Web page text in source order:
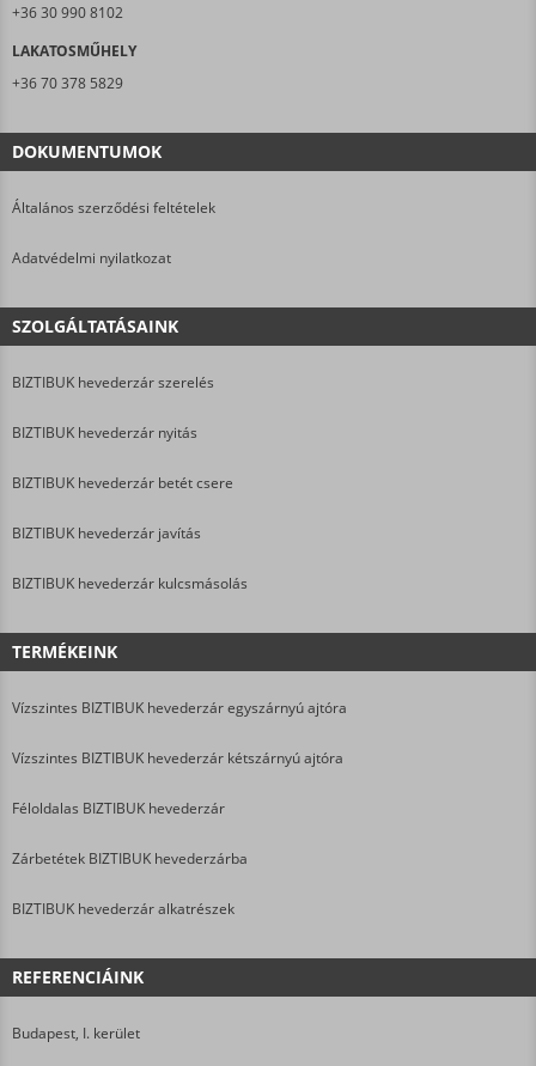
+36 30 990 8102
LAKATOSMŰHELY
+36 70 378 5829
DOKUMENTUMOK
Általános szerződési feltételek
Adatvédelmi nyilatkozat
SZOLGÁLTATÁSAINK
BIZTIBUK hevederzár szerelés
BIZTIBUK hevederzár nyitás
BIZTIBUK hevederzár betét csere
BIZTIBUK hevederzár javítás
BIZTIBUK hevederzár kulcsmásolás
TERMÉKEINK
Vízszintes BIZTIBUK hevederzár egyszárnyú ajtóra
Vízszintes BIZTIBUK hevederzár kétszárnyú ajtóra
Féloldalas BIZTIBUK hevederzár
Zárbetétek BIZTIBUK hevederzárba
BIZTIBUK hevederzár alkatrészek
REFERENCIÁINK
Budapest, I. kerület